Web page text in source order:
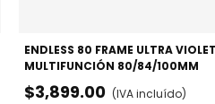
ENDLESS 80 FRAME ULTRA
MULTIFUNCIÓN 80/84/100MM
$3,899.00 (IVA incluído)